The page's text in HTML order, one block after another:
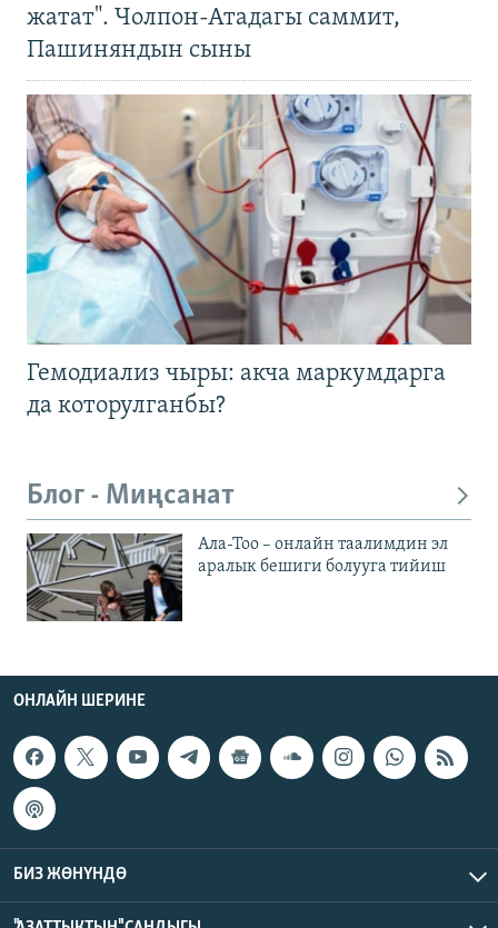
жатат". Чолпон-Атадагы саммит,
Пашиняндын сыны
Гемодиализ чыры: акча маркумдарга
да которулганбы?
Блог - Миңсанат
Ала-Тоо – онлайн таалимдин эл
аралык бешиги болууга тийиш
ОНЛАЙН ШЕРИНЕ
БИЗ ЖӨНҮНДӨ